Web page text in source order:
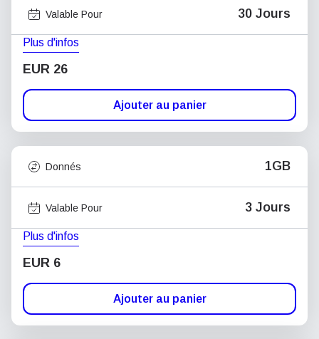
Valable Pour 30 Jours
Plus d'infos
EUR 26
Ajouter au panier
Donnés 1GB
Valable Pour 3 Jours
Plus d'infos
EUR 6
Ajouter au panier